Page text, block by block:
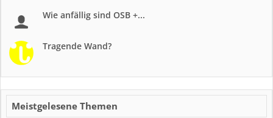
Wie anfällig sind OSB +...
Tragende Wand?
Meistgelesene Themen